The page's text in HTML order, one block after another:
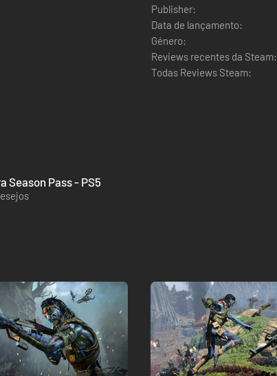
Publisher:
Data de lançamento:
Género:
Reviews recentes da Steam:
Todas Reviews Steam:
Season Pass - PS5